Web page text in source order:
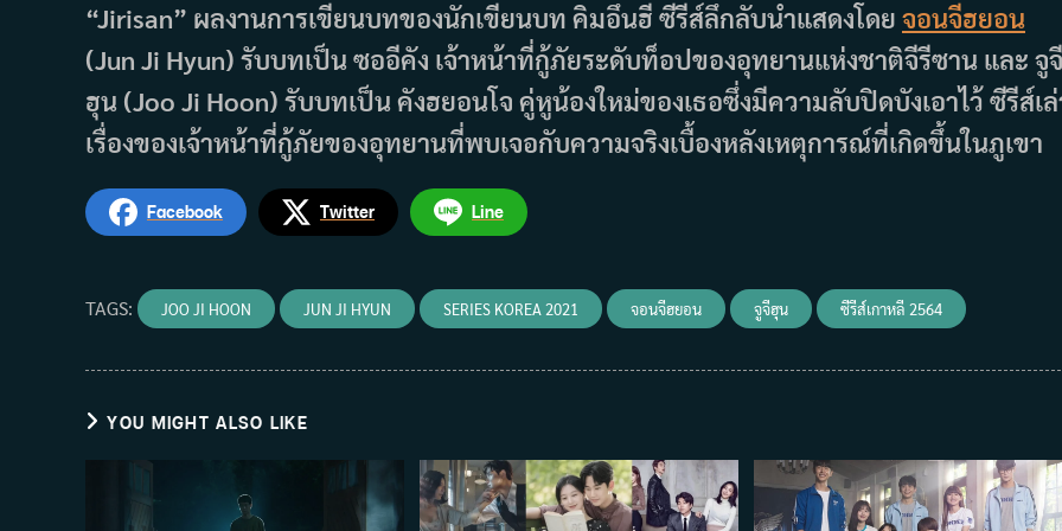
“Jirisan” ผลงานการเขียนบทของนักเขียนบท คิมอึนฮี ซีรีส์ลึกลับนำแสดงโดย จอนจีฮยอน
(Jun Ji Hyun) รับบทเป็น ซออีคัง เจ้าหน้าที่กู้ภัยระดับท็อปของอุทยานแห่งชาติจีรีซาน และ จูจี
ฮุน (Joo Ji Hoon) รับบทเป็น คังฮยอนโจ คู่หูน้องใหม่ของเธอซึ่งมีความลับปิดบังเอาไว้ ซีรีส์เ
เรื่องของเจ้าหน้าที่กู้ภัยของอุทยานที่พบเจอกับความจริงเบื้องหลังเหตุการณ์ที่เกิดขึ้นในภูเขา
Facebook Twitter Line
TAGS: JOO JI HOON JUN JI HYUN SERIES KOREA 2021 จอนจีฮยอน จูจีฮุน ซีรีส์เกาหลี 2564
YOU MIGHT ALSO LIKE